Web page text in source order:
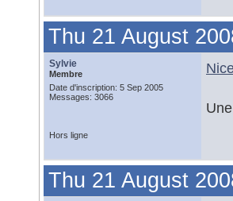
Thu 21 August
Sylvie
Membre
Date d'inscription: 5 Sep 2005
Messages: 3066
Hors ligne
Thu 21 August